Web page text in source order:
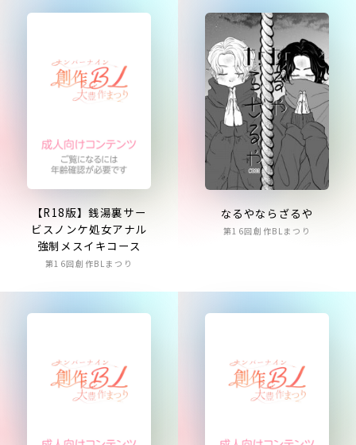
【R18版】銭湯裏サー
ビスノンケ処女アナル
強制メスイキコース
第16回創作BLまつり
なるやならざるや
第16回創作BLまつり